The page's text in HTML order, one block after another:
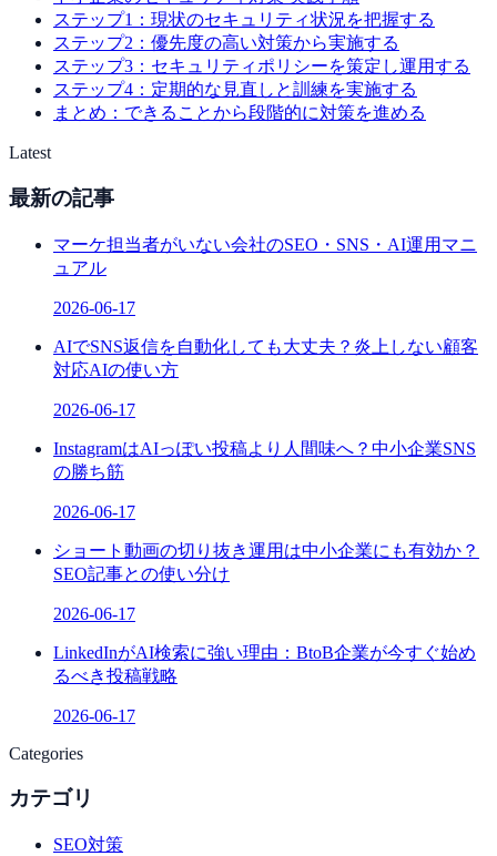
ステップ1：現状のセキュリティ状況を把握する
ステップ2：優先度の高い対策から実施する
ステップ3：セキュリティポリシーを策定し運用する
ステップ4：定期的な見直しと訓練を実施する
まとめ：できることから段階的に対策を進める
Latest
最新の記事
マーケ担当者がいない会社のSEO・SNS・AI運用マニ
ュアル
2026-06-17
AIでSNS返信を自動化しても大丈夫？炎上しない顧客
対応AIの使い方
2026-06-17
InstagramはAIっぽい投稿より人間味へ？中小企業SNS
の勝ち筋
2026-06-17
ショート動画の切り抜き運用は中小企業にも有効か？
SEO記事との使い分け
2026-06-17
LinkedInがAI検索に強い理由：BtoB企業が今すぐ始め
るべき投稿戦略
2026-06-17
Categories
カテゴリ
SEO対策